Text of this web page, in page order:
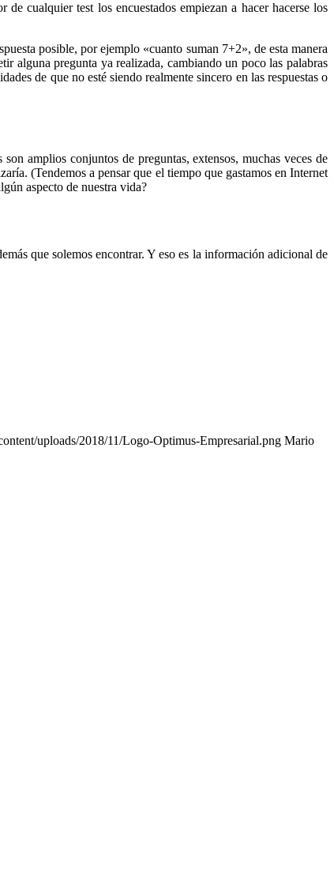
cualquier test los encuestados empiezan a hacer hacerse los
posible, por ejemplo «cuanto suman 7+2», de esta manera
alguna pregunta ya realizada, cambiando un poco las palabras
de que no esté siendo realmente sincero en las respuestas o
amplios conjuntos de preguntas, extensos, muchas veces de
(Tendemos a pensar que el tiempo que gastamos en Internet
aspecto de nuestra vida?
que solemos encontrar. Y eso es la información adicional de
uploads/2018/11/Logo-Optimus-Empresarial.png Mario